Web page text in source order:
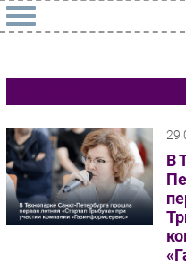
Импорто­замещение
Автоматизация
Интернет
Мобильная связь
Фиксированная связь
Интеграция
В